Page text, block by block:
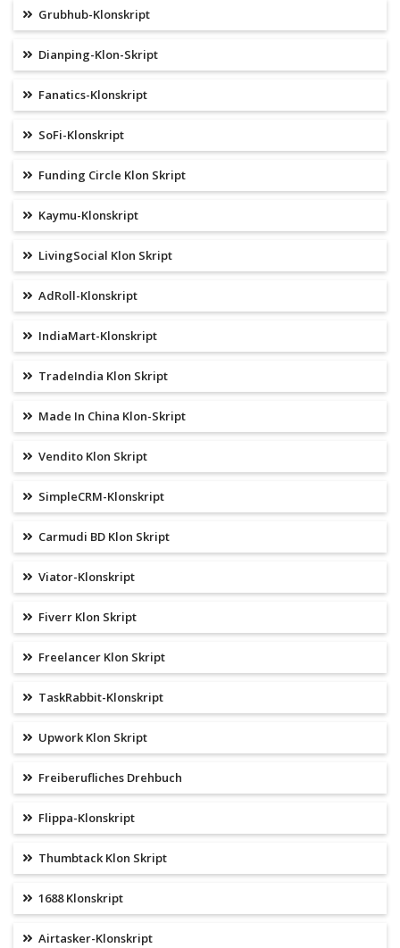
Grubhub-Klonskript
Dianping-Klon-Skript
Fanatics-Klonskript
SoFi-Klonskript
Funding Circle Klon Skript
Kaymu-Klonskript
LivingSocial Klon Skript
AdRoll-Klonskript
IndiaMart-Klonskript
TradeIndia Klon Skript
Made In China Klon-Skript
Vendito Klon Skript
SimpleCRM-Klonskript
Carmudi BD Klon Skript
Viator-Klonskript
Fiverr Klon Skript
Freelancer Klon Skript
TaskRabbit-Klonskript
Upwork Klon Skript
Freiberufliches Drehbuch
Flippa-Klonskript
Thumbtack Klon Skript
1688 Klonskript
Airtasker-Klonskript